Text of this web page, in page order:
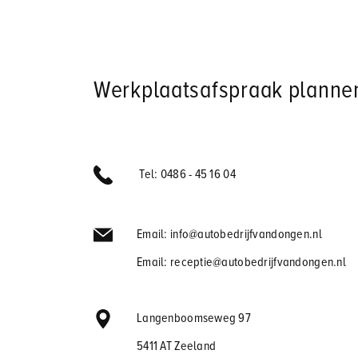
Werkplaatsafspraak
Tel: 0486 - 45 16 04
Email: info@autobedrijfvandongen.nl
Email: receptie@autobedrijfvandongen.nl
Langenboomseweg 97
5411 AT Zeeland